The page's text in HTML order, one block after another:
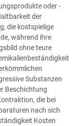
oder -
der
die kostspielige
während ihre
ohne teure
Substanzen
Beschichtung
die bei
nach sich
Kosten